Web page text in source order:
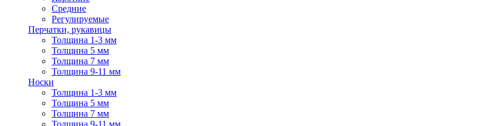
Средние
Регулируемые
Перчатки, рукавицы
Толщина 1-3 мм
Толщина 5 мм
Толщина 7 мм
Толщина 9-11 мм
Носки
Толщина 1-3 мм
Толщина 5 мм
Толщина 7 мм
Толщина 9-11 мм